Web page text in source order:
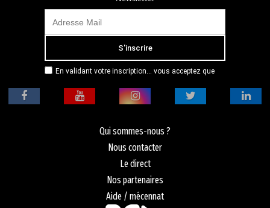
En validant votre inscription... vous acceptez que
adresse email dans le but de vous envoyer
mensuellement sa lettre d’informations. Pour plus
politique de confidentialité.
Qui sommes-nous ?
Nous contacter
Le direct
Nos partenaires
Aide / mécennat